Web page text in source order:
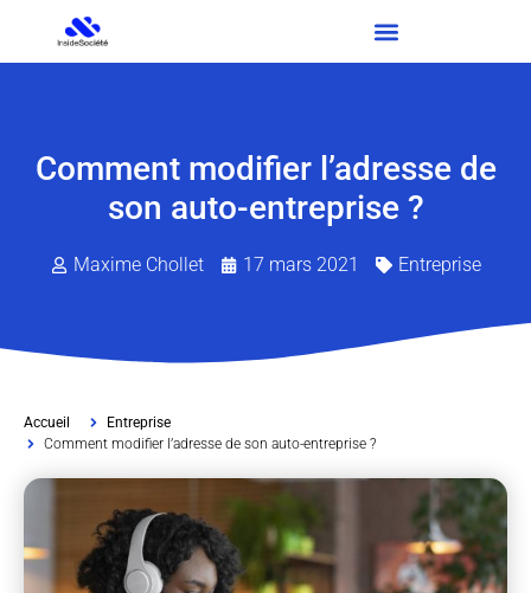
Comment modifier l’adresse de
son auto-entreprise ?
Maxime Chollet 17 mars 2021 Entreprise
Accueil
Entreprise
Comment modifier l’adresse de son auto-entreprise ?